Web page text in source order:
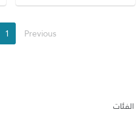
الفئات
Previous
1